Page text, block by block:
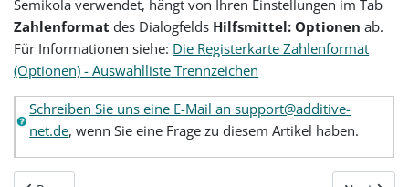
Semikola verwendet, hängt von Ihren Einstellungen im Tab
Zahlenformat des Dialogfelds Hilfsmittel: Optionen ab.
Für Informationen siehe: Die Registerkarte Zahlenformat
(Optionen) - Auswahlliste Trennzeichen
Schreiben Sie uns eine E-Mail an support@additive-
net.de, wenn Sie eine Frage zu diesem Artikel haben.